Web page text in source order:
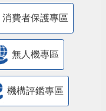
消費者保護專區
無人機專區
機構評鑑專區